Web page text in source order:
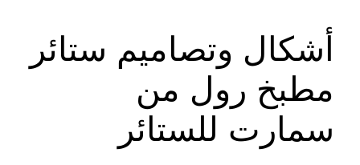
أشكال وتصاميم ستائر
مطبخ رول من
سمارت للستائر